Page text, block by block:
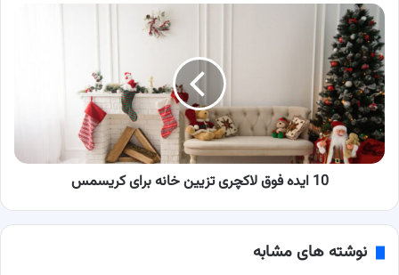
عکس
10
ایده
فوق
لاکچری
تزیین
خانه
برای
کریسمس
10 ایده فوق لاکچری تزیین خانه برای کریسمس
نوشته های مشابه